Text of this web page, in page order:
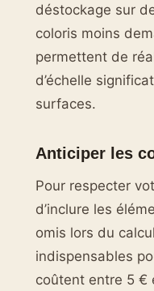
déstockage sur
coloris moins
permettent de
d’échelle
surfaces.
Anticiper les
Pour respecter
d’inclure les
omis lors du
indispensables
coûtent entre 5 €